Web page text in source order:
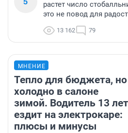
растет число
это не повод для
13 162 79
МНЕНИЕ
Тепло для бюджета, но
холодно в салоне
зимой. Водитель 13 лет
ездит на электрокаре:
плюсы и минусы